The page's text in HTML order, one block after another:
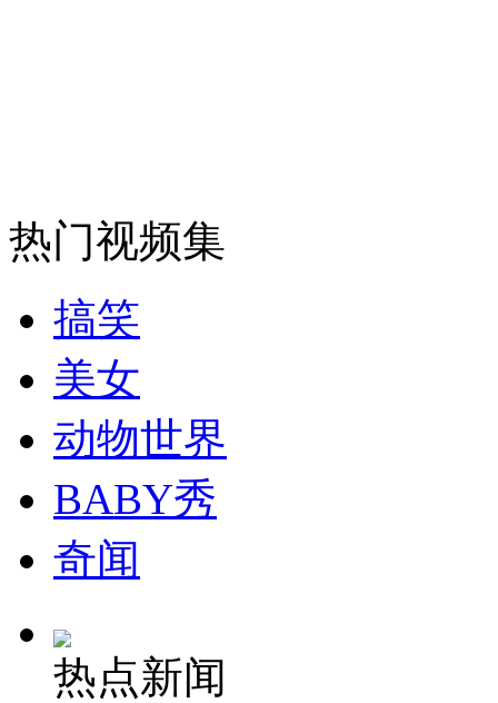
走！跟着总书记去植树
消防员救轻生者
纽约上演“枕头大战”
司机酒驾遇交警 急速倒车逃窜
热门视频集
搞笑
美女
动物世界
BABY秀
奇闻
热点新闻